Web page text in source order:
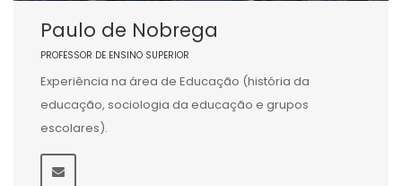
Paulo de Nobrega
PROFESSOR DE ENSINO SUPERIOR
Experiência na área de Educação (história da
educação, sociologia da educação e grupos
escolares).